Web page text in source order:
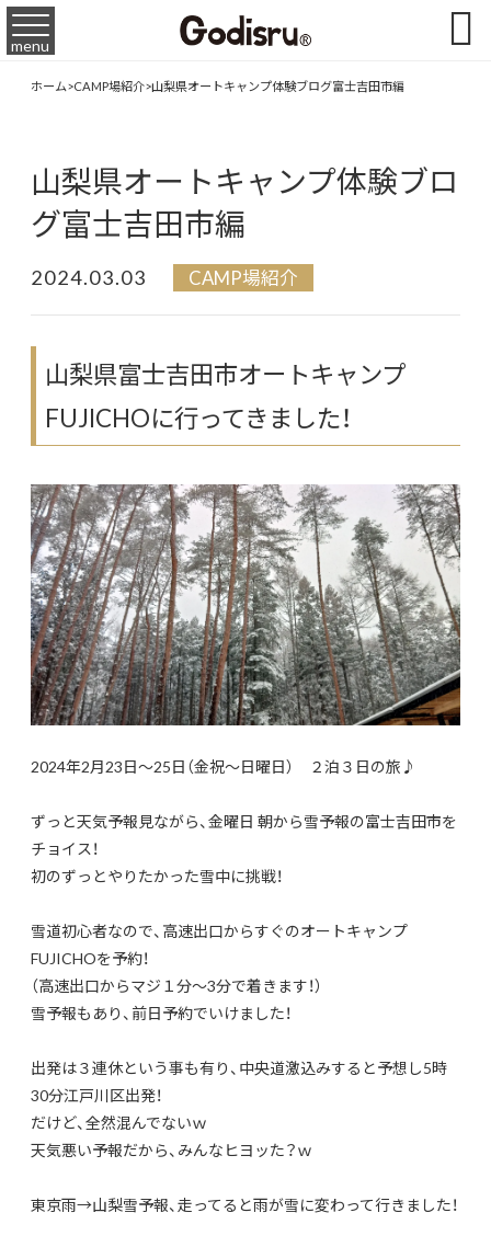
menu 
ホーム>CAMP場紹介>山梨県オートキャンプ体験ブログ富士吉田市編
山梨県オートキャンプ体験ブロ
グ富士吉田市編
2024.03.03 CAMP場紹介
山梨県富士吉田市オートキャンプ
FUJICHOに行ってきました！
2024年2月23日～25日（金祝～日曜日） ２泊３日の旅♪
ずっと天気予報見ながら、金曜日 朝から雪予報の富士吉田市を
チョイス！
初のずっとやりたかった雪中に挑戦！
雪道初心者なので、高速出口からすぐのオートキャンプ
FUJICHOを予約！
（高速出口からマジ１分～3分で着きます！）
雪予報もあり、前日予約でいけました！
出発は３連休という事も有り、中央道激込みすると予想し5時
30分江戸川区出発！
だけど、全然混んでないｗ
天気悪い予報だから、みんなヒヨッた？ｗ
東京雨→山梨雪予報、走ってると雨が雪に変わって行きました！